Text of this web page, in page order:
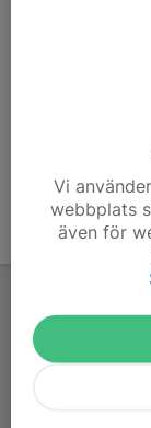
Vi
webbplats
även för